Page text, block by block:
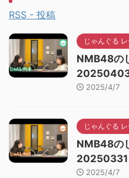
RSS - 投稿
じゃんぐる レ
NMB48の
2025/4/7
じゃんぐる レ
NMB48の
20250331
2025/4/7